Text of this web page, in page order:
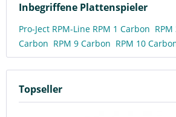
Inbegriffene Plattenspieler
Pro-Ject RPM-Line RPM 1 Carbon
Carbon RPM 9 Carbon RPM 10
Topseller